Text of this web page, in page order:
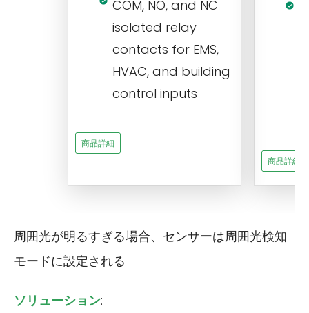
COM, NO, and NC
isolated relay
contacts for EMS,
HVAC, and building
control inputs
商品詳細
商品詳細
周囲光が明るすぎる場合、センサーは周囲光検知
モードに設定される
ソリューション: